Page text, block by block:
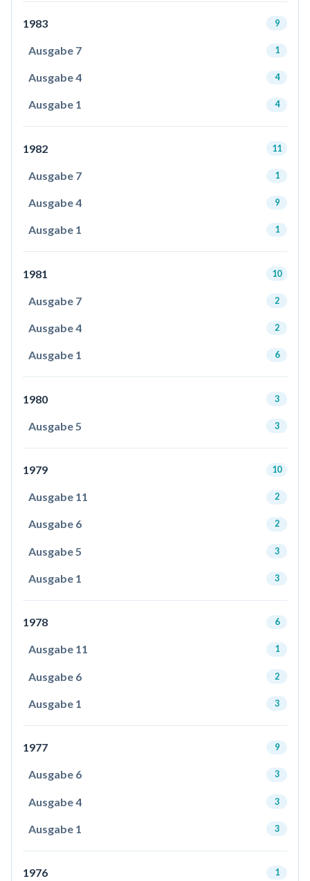
1983 9
Ausgabe 7 1
Ausgabe 4 4
Ausgabe 1 4
1982 11
Ausgabe 7 1
Ausgabe 4 9
Ausgabe 1 1
1981 10
Ausgabe 7 2
Ausgabe 4 2
Ausgabe 1 6
1980 3
Ausgabe 5 3
1979 10
Ausgabe 11 2
Ausgabe 6 2
Ausgabe 5 3
Ausgabe 1 3
1978 6
Ausgabe 11 1
Ausgabe 6 2
Ausgabe 1 3
1977 9
Ausgabe 6 3
Ausgabe 4 3
Ausgabe 1 3
1976 1